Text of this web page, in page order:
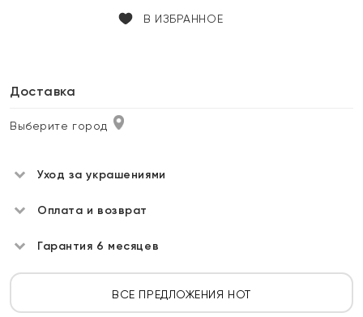
В ИЗБРАННОЕ
Доставка
Выберите город
Уход за украшениями
Оплата и возврат
Гарантия 6 месяцев
ВСЕ ПРЕДЛОЖЕНИЯ HOT